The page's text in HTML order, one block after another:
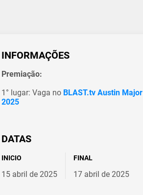
INFORMAÇÕES
Premiação:
1° lugar: Vaga no BLAST.tv Austin Major
2025
DATAS
INICIO
15 abril de 2025
FINAL
17 abril de 2025